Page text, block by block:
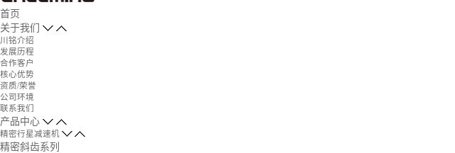
首页
关于我们
川铭介绍
发展历程
合作客户
核心优势
资质/荣誉
公司环境
联系我们
产品中心
精密行星减速机
精密斜齿系列